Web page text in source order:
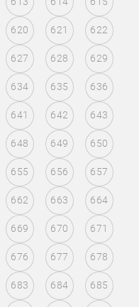
620 621 622
627 628 629
634 635 636
641 642 643
648 649 650
655 656 657
662 663 664
669 670 671
676 677 678
683 684 685